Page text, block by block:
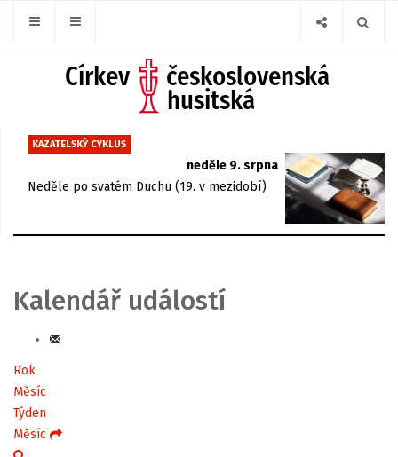
KAZATELSKÝ CYKLUS
neděle 9. srpna
Neděle po svatém Duchu (19. v mezidobí)
Kalendář událostí
Rok
Měsíc
Týden
Měsíc